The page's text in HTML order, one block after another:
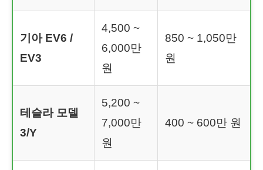
기아 EV6 /
EV3
4,500 ~
6,000만
원
850 ~ 1,050만
원
테슬라 모델
3/Y
5,200 ~
7,000만
원
400 ~ 600만 원